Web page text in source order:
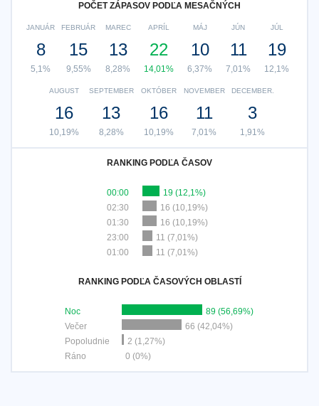
POČET ZÁPASOV PODĽA MESAČNÝCH
JANUÁR
8
5,1%
FEBRUÁR
15
9,55%
MAREC
13
8,28%
APRÍL
22
14,01%
MÁJ
10
6,37%
JÚN
11
7,01%
JÚL
19
12,1%
AUGUST
16
10,19%
SEPTEMBER
13
8,28%
OKTÓBER
16
10,19%
NOVEMBER
11
7,01%
DECEMBER.
3
1,91%
RANKING PODĽA ČASOV
00:00
19 (12,1%)
02:30
16 (10,19%)
01:30
16 (10,19%)
23:00
11 (7,01%)
01:00
11 (7,01%)
RANKING PODĽA ČASOVÝCH OBLASTÍ
Noc
89 (56,69%)
Večer
66 (42,04%)
Popoludnie
2 (1,27%)
Ráno
0 (0%)